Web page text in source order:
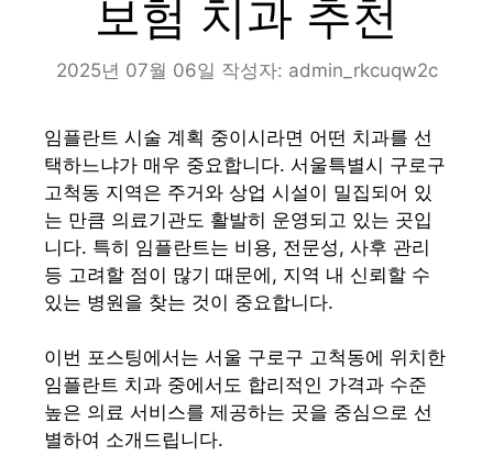
보험 치과 추천
2025년 07월 06일 작성자: admin_rkcuqw2c
임플란트 시술 계획 중이시라면 어떤 치과를 선
택하느냐가 매우 중요합니다. 서울특별시 구로구
고척동 지역은 주거와 상업 시설이 밀집되어 있
는 만큼 의료기관도 활발히 운영되고 있는 곳입
니다. 특히 임플란트는 비용, 전문성, 사후 관리
등 고려할 점이 많기 때문에, 지역 내 신뢰할 수
있는 병원을 찾는 것이 중요합니다.
이번 포스팅에서는 서울 구로구 고척동에 위치한
임플란트 치과 중에서도 합리적인 가격과 수준
높은 의료 서비스를 제공하는 곳을 중심으로 선
별하여 소개드립니다.